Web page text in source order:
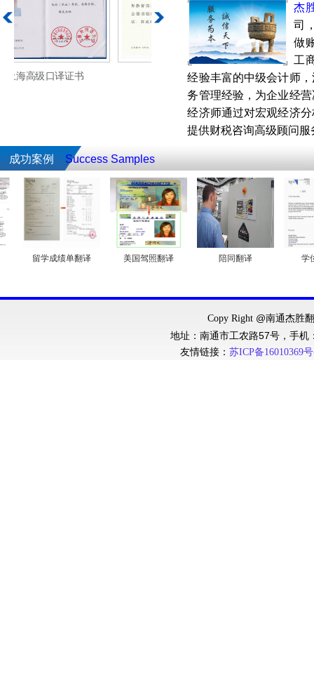
证书 日语高级口译
杰
司
做
工
经验丰富的中级会计师
务管理经验，为企业经
经济师通过对宏观经济
提供财税咨询高级顾问服
成功案例 Success Samples
留学成绩单翻译 美国驾照翻译 陪同翻译 学
Copy Right @南通杰胜
地址：南通市工农路57号，手机
友情链接：苏ICP备16010369号